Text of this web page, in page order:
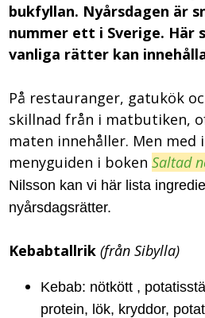
bukfyllan. Nyårsdagen är
nummer ett i Sverige. Här
vanliga rätter kan
På restauranger, gatukök
skillnad från i matbutiken,
maten innehåller. Men
menyguiden i bokenSaltad
Nilsson kan vi här lista
nyårsdagsrätter.
Kebabtallrik (från Sibylla)
Kebab: nötkött ,
protein, lök, kryddor,